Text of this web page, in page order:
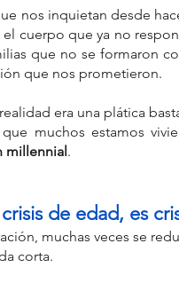
Rogers Cartografía Emocional
Demi Moore
El CarroEl Diablo (XV)
ArcángelGaby Pérez Islas
Sumo Sacerdote
Viktor Franklabuela
emocional
agotamiento emocional
nos inquietan desde
cuerpo que ya no
que no se formaron
que nos prometieron.
era una plática
muchos estamos
millennial.
de edad, es
muchas veces se
corta.